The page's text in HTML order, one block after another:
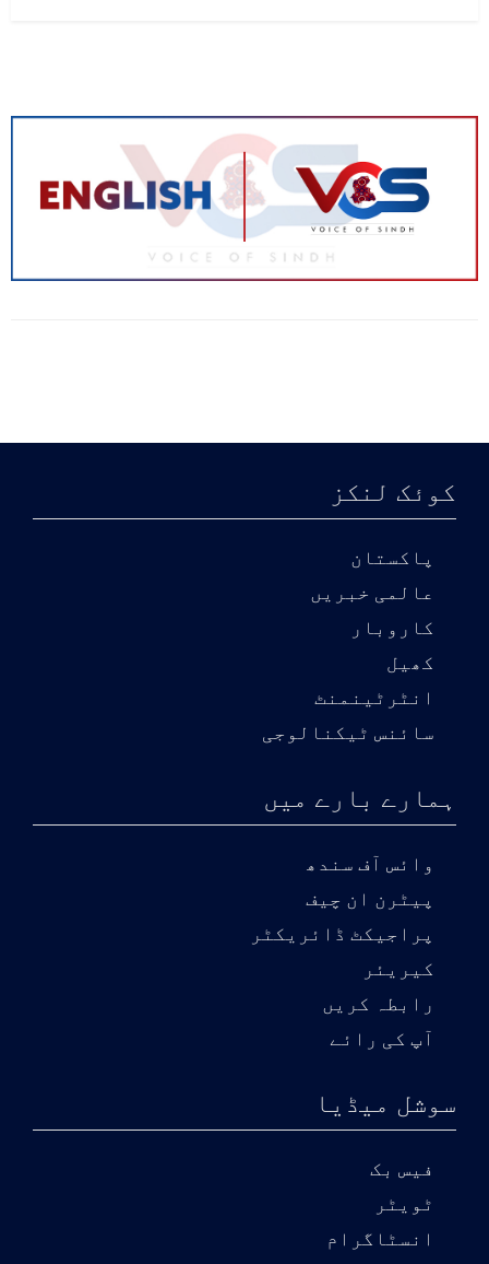
کوئک لنکز
پاکستان
عالمی خبریں
کاروبار
کھیل
انٹرٹینمنٹ
سائنس ٹیکنالوجی
ہمارے بارے میں
وائس آف سندھ
پیٹرن ان چیف
پراجیکٹ ڈائریکٹر
کیریئر
رابطہ کریں
آپ کی رائے
سوشل میڈیا
فیس بک
ٹویٹر
انسٹاگرام